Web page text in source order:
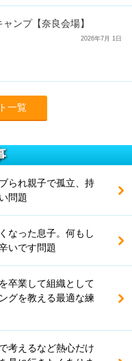
ンプ【奈良会場】
2026年7月 1日
一覧
られ親子で孤立、持
問題
なった息子。何もし
いです問題
卒業して組織として
グを教える最適な練
考えるなど熱心だけ